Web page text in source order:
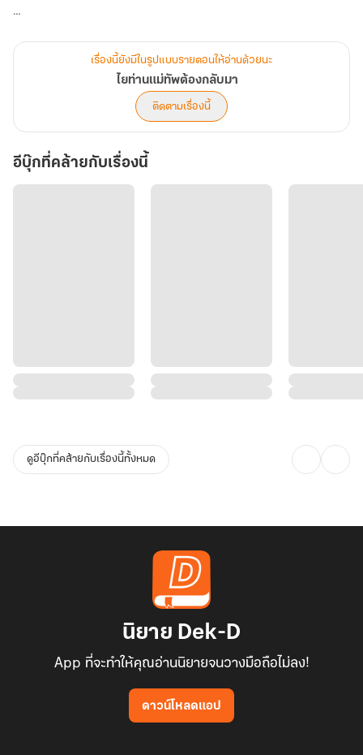
วันเวลาผ่านไปหลายปี แม่ทัพหนุ่มกลับมาอย่างยิ่งใหญ่พร้อมกับสตรีอีก
เรื่องนี้ยังมีในรูปแบบรายตอนให้อ่านด้วยนะ
ไยท่านแม่ทัพต้องกลับมา
ติดตามเรื่องนี้
อีบุ๊กที่คล้ายกับเรื่องนี้
ดูอีบุ๊กที่คล้ายกับเรื่องนี้ทั้งหมด
นิยาย Dek-D
App ที่จะทำให้คุณอ่านนิยายจนวางมือถือไม่ลง!
ดาวน์โหลดแอป